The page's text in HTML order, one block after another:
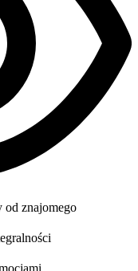
znajomego